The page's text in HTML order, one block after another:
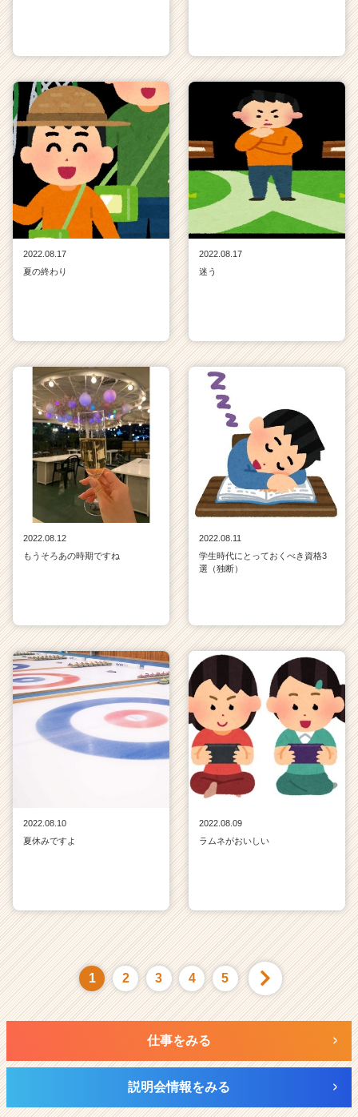
2022.08.17
夏の終わり
2022.08.17
迷う
2022.08.12
もうそろあの時期ですね
2022.08.11
学生時代にとっておくべき資格3
選（独断）
2022.08.10
夏休みですよ
2022.08.09
ラムネがおいしい
1 2 3 4 5
仕事をみる
説明会情報をみる